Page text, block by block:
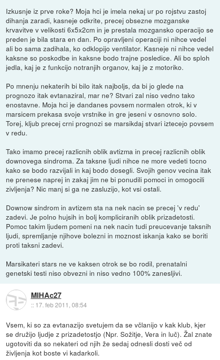
Izkusnje iz prve roke? Moja hci je imela nekaj ur po rojstvu zastoj
dihanja zaradi, kasneje odkrite, precej obsezne mozganske
krvavitve v velikosti 6x5x2cm in je prestala mozgansko operacijo se
preden je bila stara en dan. Po opravljeni operaciji ni nihce vedel
ali bo sama zadihala, ko odklopijo ventilator. Kasneje ni nihce vedel
kaksne so poskodbe in kaksne bodo trajne posledice. Ali bo sploh
jedla, kaj je z funkcijo notranjih organov, kaj je z motoriko.
Po mnenju nekaterih bi bilo itak najboljs, da bi jo glede na
prognozo itak evtanaziral, mar ne? Stvari zal niso vedno tako
enostavne. Moja hci je dandanes povsem normalen otrok, ki v
marsicem prekasa svoje vrstnike in gre jeseni v osnovno solo.
Torej, kljub precej crni prognozi se marsikdaj stvari iztecejo povsem
v redu.
Tako imamo precej razlicnih oblik avtizma in precej razlicnih oblik
downovega sindroma. Za taksne ljudi nihce ne more vedeti tocno
kako se bodo razvijali in kaj bodo dosegli. Svojih genov vecina itak
ne prenese naprej in zakaj jim ne bi ponudili pomoci in omogocili
zivljenja? Nic manj si ga ne zasluzijo, kot vsi ostali.
Downow sindrom in avtizem sta na nek nacin se precej 'v redu'
zadevi. Je polno hujsih in bolj kompliciranih oblik prizadetosti.
Pomoc takim ljudem pomeni na nek nacin tudi preucevanje taksnih
ljudi, spremljanje njihove bolezni in moznost iskanja kako se boriti
proti taksni zadevi.
Marsikateri stars ne ve kaksen otrok se bo rodil, prenatalni
genetski testi niso obvezni in niso vedno 100% zanesljivi.
MIHAc27
:: 17. feb 2011, 08:54
Vsem, ki so za evtanazijo svetujem da se včlanijo v kak klub, kjer
se družijo ljudje z prizadetostjo (Npr. Sožitje, Vera in luč). Žal znate
ugotoviti da so nekateri od njih že sedaj odnesli dosti več od
življenja kot boste vi kadarkoli.